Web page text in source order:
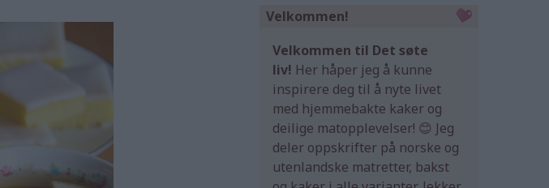
Velkommen!
Velkommen til Det søte
liv! Her håper jeg å kunne
inspirere deg til å nyte livet
med hjemmebakte kaker og
deilige matopplevelser! 😊 Jeg
deler oppskrifter på norske og
utenlandske matretter, bakst